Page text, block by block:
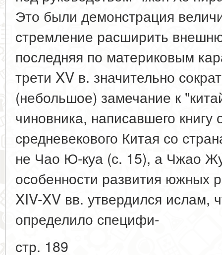
Это были демонстрация
стремление расширить
последняя по материковым
трети XV в. значительно
(небольшое) замечание к
чиновника, написавшего книгу
средневекового Китая со
не Чао Ю-куа (с. 15), а Чжао
особенности развития южных
XIV-XV вв. утвердился ислам,
определило специфи-
стр. 189